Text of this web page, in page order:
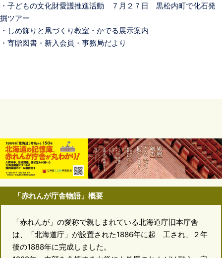
・子どもの文化財愛護推進活動 ７月２７日 黒松内町で化石発
掘ツアー
・しめ飾りと凧づくり教室・かでる展示案内
・寄贈図書・新入会員・事務局だより
「赤れんが庁舎物語」概要
「赤れんが」の愛称で親しまれている北海道庁旧本庁舎
は、「北海道庁」が設置された1886年に起 工され、２年
後の1888年に完成しました。